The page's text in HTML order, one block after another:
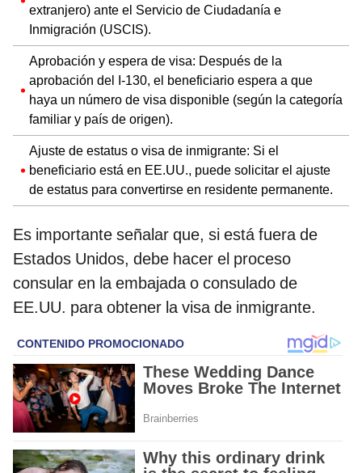
extranjero) ante el Servicio de Ciudadanía e
Inmigración (USCIS).
Aprobación y espera de visa: Después de la
aprobación del I-130, el beneficiario espera a que
haya un número de visa disponible (según la categoría
familiar y país de origen).
Ajuste de estatus o visa de inmigrante: Si el
beneficiario está en EE.UU., puede solicitar el ajuste
de estatus para convertirse en residente permanente.
Es importante señalar que, si está fuera de
Estados Unidos, debe hacer el proceso
consular en la embajada o consulado de
EE.UU. para obtener la visa de inmigrante.